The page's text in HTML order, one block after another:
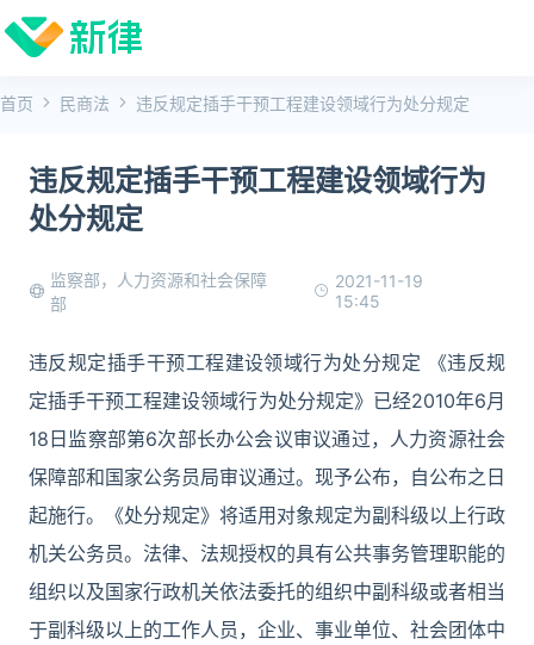
首页 民商法 违反规定插手干预工程建设领域行为处分规定
违反规定插手干预工程建设领域行为
处分规定
监察部，人力资源和社会保障
部
2021-11-19
15:45
违反规定插手干预工程建设领域行为处分规定 《违反规
定插手干预工程建设领域行为处分规定》已经2010年6月
18日监察部第6次部长办公会议审议通过，人力资源社会
保障部和国家公务员局审议通过。现予公布，自公布之日
起施行。《处分规定》将适用对象规定为副科级以上行政
机关公务员。法律、法规授权的具有公共事务管理职能的
组织以及国家行政机关依法委托的组织中副科级或者相当
于副科级以上的工作人员，企业、事业单位、社会团体中